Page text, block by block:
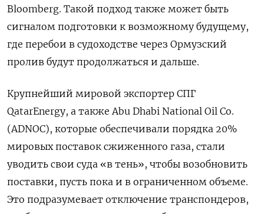
Bloomberg. Такой подход также может быть
сигналом подготовки к возможному будущему,
где перебои в судоходстве через Ормузский
пролив будут продолжаться и дальше.
Крупнейший мировой экспортер СПГ
QatarEnergy, а также Abu Dhabi National Oil Co.
(ADNOC), которые обеспечивали порядка 20%
мировых поставок сжиженного газа, стали
уводить свои суда «в тень», чтобы возобновить
поставки, пусть пока и в ограниченном объеме.
Это подразумевает отключение транспондеров,